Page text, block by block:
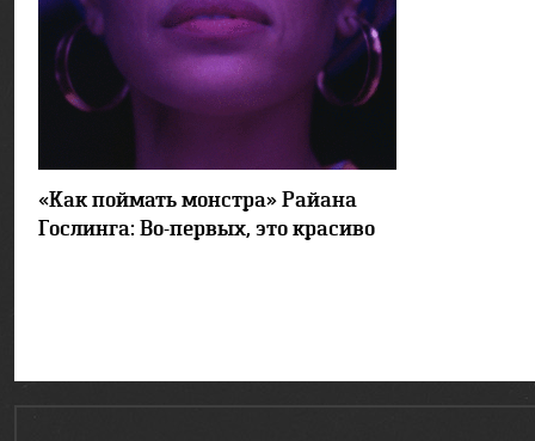
«Как поймать монстра» Райана
Гослинга: Во-первых, это красиво